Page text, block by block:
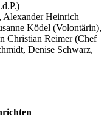
Alexander Heinrich
Ködel (Volontärin),
Christian Reimer (Chef
Denise Schwarz,